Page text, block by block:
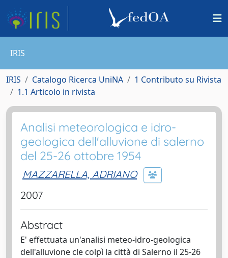
IRIS
IRIS Catalogo Ricerca UniNA
1 Contributo su Rivista
1.1 Articolo in rivista
Analisi meteorologica e idro-
geologica dell'alluvione di salerno
del 25-26 ottobre 1954
MAZZARELLA, ADRIANO
2007
Abstract
E' effettuata un'analisi meteo-idro-geologica
dell'alluvione cle colpì la città di Salerno il 25-26